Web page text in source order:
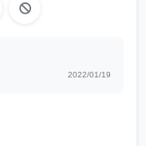
2022/01/19